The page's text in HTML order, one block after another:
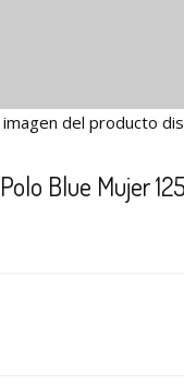
imagen del producto
Blue Mujer